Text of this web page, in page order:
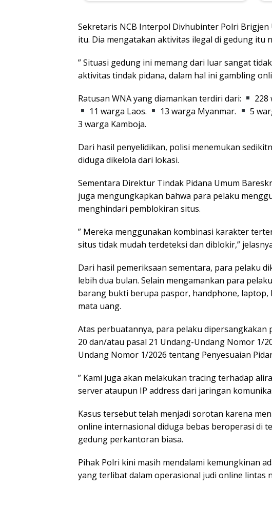
Sekretaris NCB Interpol Divhubinter Polri
itu. Dia mengatakan aktivitas ilegal di gedung itu
” Situasi gedung ini memang dari luar sangat
aktivitas tindak pidana, dalam hal ini gambling
Ratusan WNA yang diamankan terdiri dari: 228
11 warga Laos.
13 warga Myanmar. 5
3 warga Kamboja.
Dari hasil penyelidikan, polisi menemukan
diduga dikelola dari lokasi.
Sementara Direktur Tindak Pidana Umum
juga mengungkapkan bahwa para pelaku
menghindari pemblokiran situs.
” Mereka menggunakan kombinasi karakter
situs tidak mudah terdeteksi dan diblokir,”
Dari hasil pemeriksaan sementara, para pelaku
lebih dua bulan. Selain mengamankan para
barang bukti berupa paspor, handphone,
mata uang.
Atas perbuatannya, para pelaku dipersangkakan
20 dan/atau pasal 21 Undang-Undang Nomor 1/
Undang Nomor 1/2026 tentang Penyesuaian
” Kami juga akan melakukan tracing terhadap
server ataupun IP address dari jaringan
Kasus tersebut telah menjadi sorotan karena
online internasional diduga bebas beroperasi di
gedung perkantoran biasa.
Pihak Polri kini masih mendalami kemungkinan
yang terlibat dalam operasional judi online lintas